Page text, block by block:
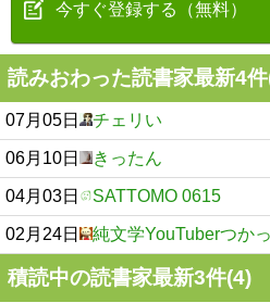
今すぐ登録する（無料）
読みおわった読書家最新4
07月05日 チェリい
06月10日 きったん
04月03日 SATTOMO 0615
02月24日 純文学YouTuberつか
積読中の読書家最新3件(4)